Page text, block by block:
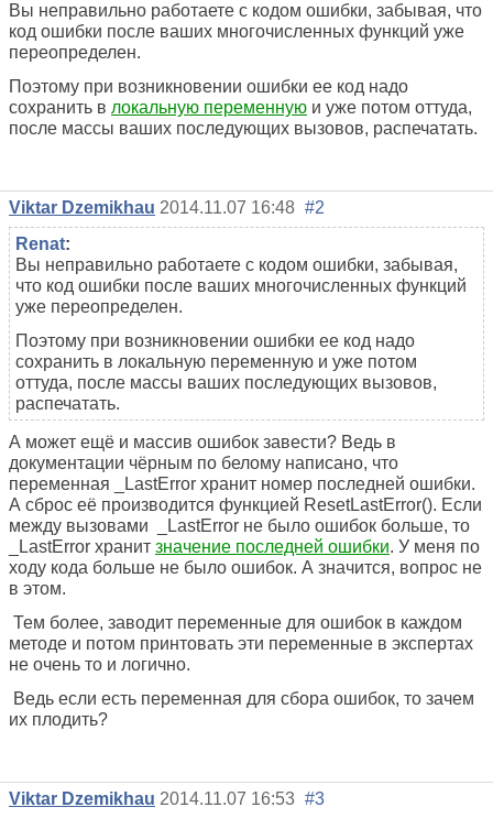
Вы неправильно работаете с кодом ошибки, забывая, что
код ошибки после ваших многочисленных функций уже
переопределен.
Поэтому при возникновении ошибки ее код надо
сохранить в локальную переменную и уже потом оттуда,
после массы ваших последующих вызовов, распечатать.
Viktar Dzemikhau 2014.11.07 16:48 #2
Renat:
Вы неправильно работаете с кодом ошибки, забывая,
что код ошибки после ваших многочисленных функций
уже переопределен.
Поэтому при возникновении ошибки ее код надо
сохранить в локальную переменную и уже потом
оттуда, после массы ваших последующих вызовов,
распечатать.
А может ещё и массив ошибок завести? Ведь в
документации чёрным по белому написано, что
переменная _LastError хранит номер последней ошибки.
А сброс её производится функцией ResetLastError(). Если
между вызовами _LastError не было ошибок больше, то
_LastError хранит значение последней ошибки. У меня по
ходу кода больше не было ошибок. А значится, вопрос не
в этом.
Тем более, заводит переменные для ошибок в каждом
методе и потом принтовать эти переменные в экспертах
не очень то и логично.
Ведь если есть переменная для сбора ошибок, то зачем
их плодить?
Viktar Dzemikhau 2014.11.07 16:53 #3